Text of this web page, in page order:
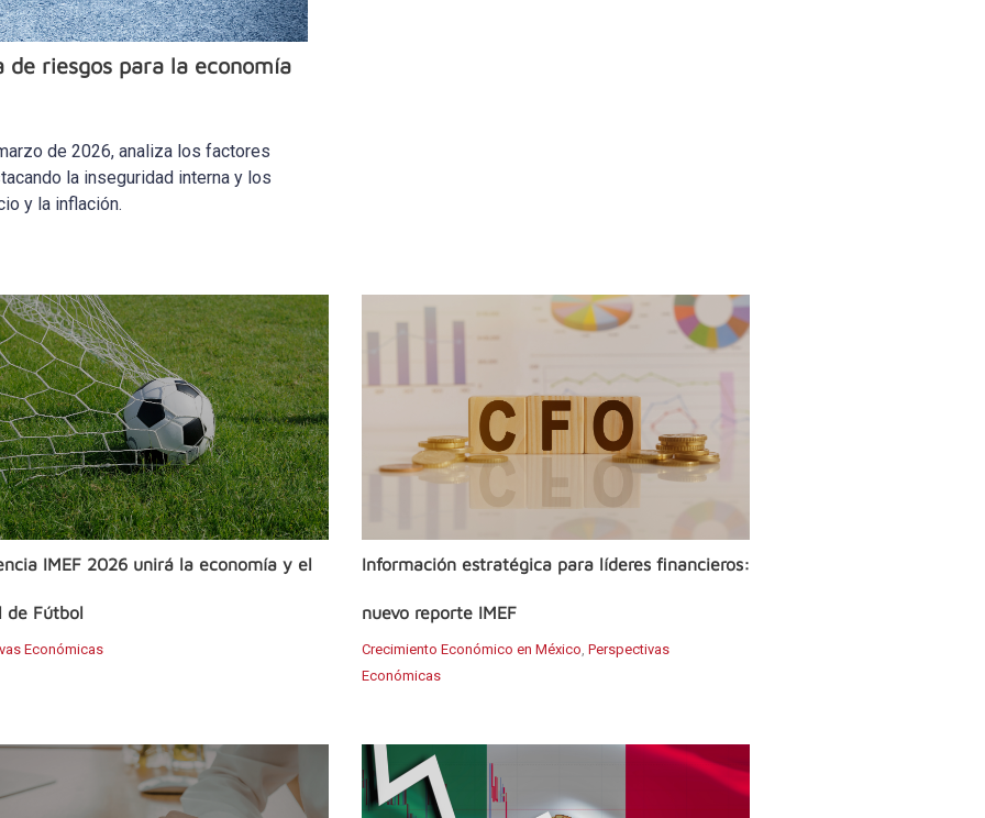
riesgos para la economía
de 2026, analiza los factores
la inseguridad interna y los
y la inflación.
IMEF 2026 unirá la economía y el
de Fútbol
Económicas
Información estratégica para líderes financieros:
nuevo reporte IMEF
Crecimiento Económico en México Perspectivas
Económicas